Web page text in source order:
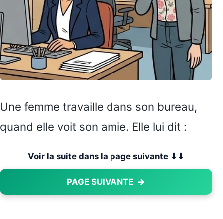
Une femme travaille dans son bureau,
quand elle voit son amie. Elle lui dit :
Voir la suite dans la page suivante ⬇⬇
PAGE SUIVANTE →